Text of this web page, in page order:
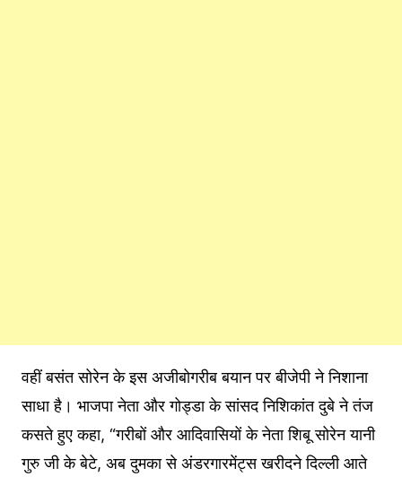
वहीं बसंत सोरेन के इस अजीबोगरीब बयान पर बीजेपी ने निशाना
साधा है। भाजपा नेता और गोड्डा के सांसद निशिकांत दुबे ने तंज
कसते हुए कहा, “गरीबों और आदिवासियों के नेता शिबू सोरेन यानी
गुरु जी के बेटे, अब दुमका से अंडरगारमेंट्स खरीदने दिल्ली आते